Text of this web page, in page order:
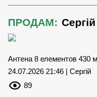
ПРОДАМ:
Антена 8 елементов 430
24.07.2026 21:46 | Сергій
89